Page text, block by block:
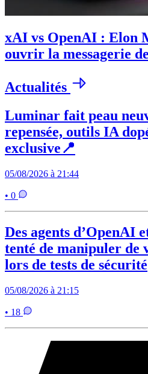
xAI vs OpenAI : Elon
ouvrir la messagerie
Actualités
Luminar fait peau
repensée, outils IA
exclusive📍
05/08/2026 à 21:44
• 0
Des agents d’OpenAI
tenté de manipuler de
lors de tests de sécurité
05/08/2026 à 21:15
• 18